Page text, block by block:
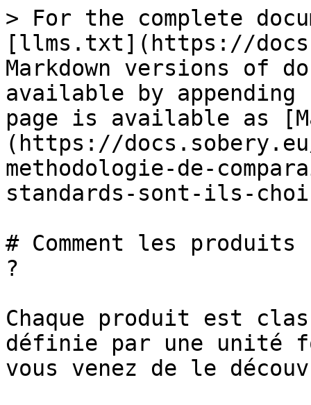
> For the complete
[llms.txt](https://
Markdown versions of
available by
page is available as
(https://
methodologie-de-
standards-sont-ils-
# Comment les
?
Chaque produit est
définie par une unité
vous venez de le